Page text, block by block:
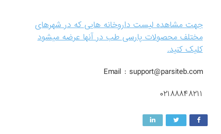
جهت مشاهده لیست داروخانه هایی که در شهرهای
مختلف محصولات پارسی طب در آنها عرضه میشود
کلیک کنید.
Email : support@parsiteb.com
۰۲۱۸۸۸۴۸۲۱۱